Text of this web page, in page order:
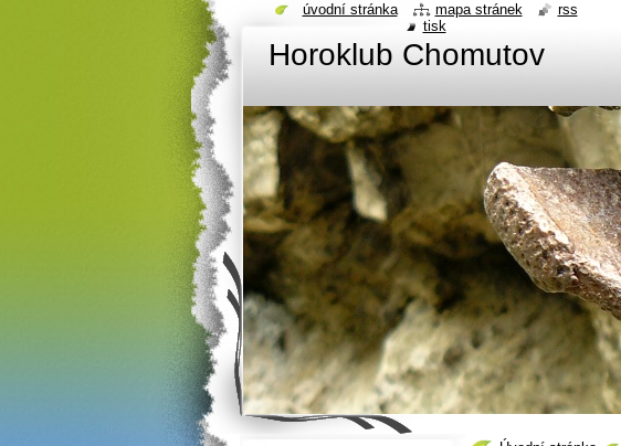
Horoklub Chomutov
úvodní stránka mapa stránek
rss
tisk